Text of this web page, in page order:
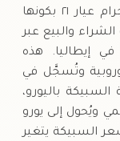
ثابتة مقارنة بالعملات.,تتميز سبيكة ٢٥ جرام عيار ٢١ بكونها
والبيع عبر
في إيطاليا. هذه
وتُسجَّل في
باليورو،
ويُحول إلى يورو
السبيكة يتغير